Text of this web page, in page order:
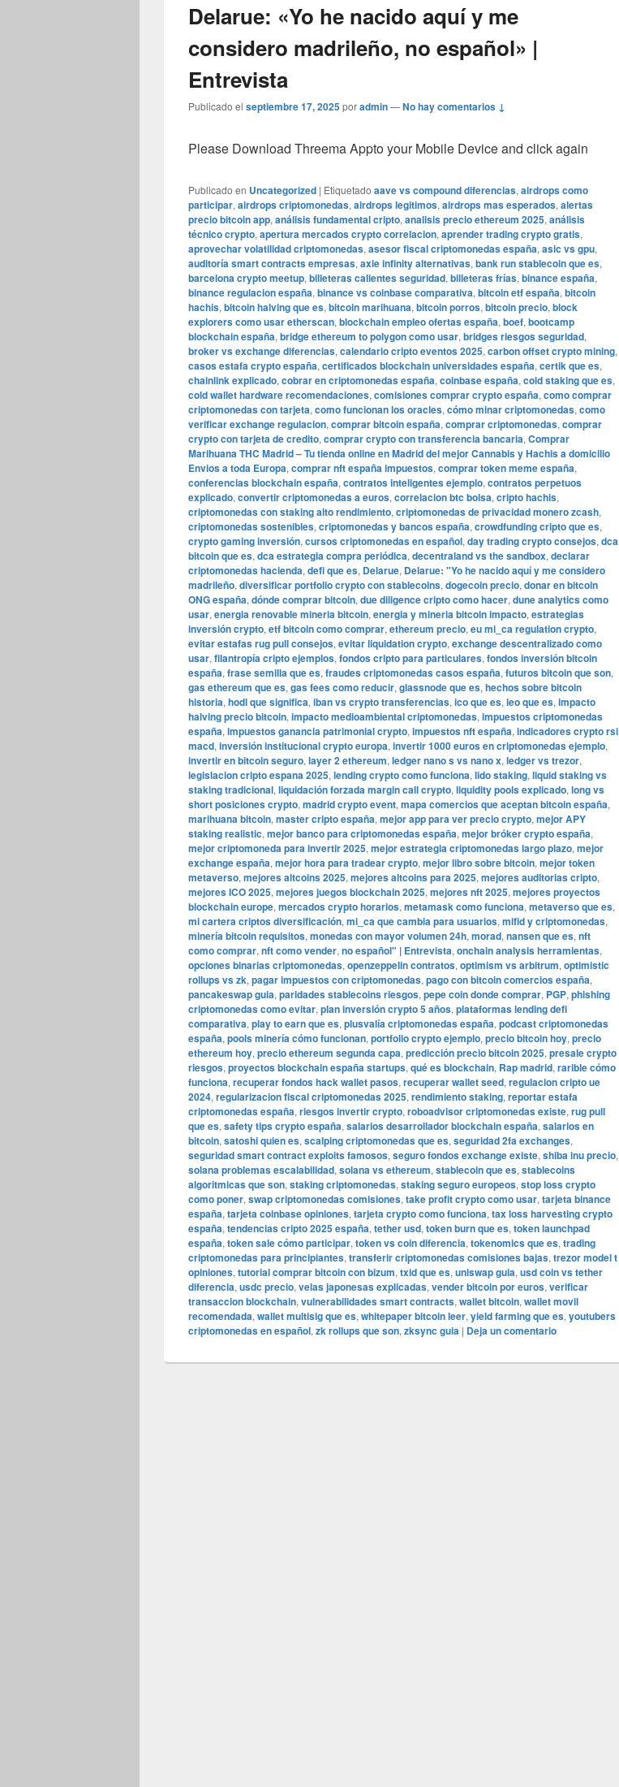
Delarue: «Yo he nacido aquí y me
considero madrileño, no español» |
Entrevista
Publicado el septiembre 17, 2025poradmin—No hay comentarios ↓
Please Download Threema Appto your Mobile Device and click again
Publicado en Uncategorized | Etiquetado aave vs compound diferencias, airdrops como
participar, airdrops criptomonedas, airdrops legitimos, airdrops mas esperados, alertas
precio bitcoin app, análisis fundamental cripto, analisis precio ethereum 2025, análisis
técnico crypto, apertura mercados crypto correlacion, aprender trading crypto gratis,
aprovechar volatilidad criptomonedas, asesor fiscal criptomonedas españa, asic vs gpu,
auditoría smart contracts empresas, axie infinity alternativas, bank run stablecoin que es,
barcelona crypto meetup, billeteras calientes seguridad, billeteras frías, binance españa,
binance regulacion españa, binance vs coinbase comparativa, bitcoin etf españa, bitcoin
hachis, bitcoin halving que es, bitcoin marihuana, bitcoin porros, bitcoin precio, block
explorers como usar etherscan, blockchain empleo ofertas españa, boef, bootcamp
blockchain españa, bridge ethereum to polygon como usar, bridges riesgos seguridad,
broker vs exchange diferencias, calendario cripto eventos 2025, carbon offset crypto mining,
casos estafa crypto españa, certificados blockchain universidades españa, certik que es,
chainlink explicado, cobrar en criptomonedas españa, coinbase españa, cold staking que es,
cold wallet hardware recomendaciones, comisiones comprar crypto españa, como comprar
criptomonedas con tarjeta, como funcionan los oracles, cómo minar criptomonedas, como
verificar exchange regulacion, comprar bitcoin españa, comprar criptomonedas, comprar
crypto con tarjeta de credito, comprar crypto con transferencia bancaria, Comprar
Marihuana THC Madrid – Tu tienda online en Madrid del mejor Cannabis y Hachis a domicilio
Envios a toda Europa, comprar nft españa impuestos, comprar token meme españa,
conferencias blockchain españa, contratos inteligentes ejemplo, contratos perpetuos
explicado, convertir criptomonedas a euros, correlacion btc bolsa, cripto hachis,
criptomonedas con staking alto rendimiento, criptomonedas de privacidad monero zcash,
criptomonedas sostenibles, criptomonedas y bancos españa, crowdfunding cripto que es,
crypto gaming inversión, cursos criptomonedas en español, day trading crypto consejos, dca
bitcoin que es, dca estrategia compra periódica, decentraland vs the sandbox, declarar
criptomonedas hacienda, defi que es, Delarue, Delarue: "Yo he nacido aquí y me considero
madrileño, diversificar portfolio crypto con stablecoins, dogecoin precio, donar en bitcoin
ONG españa, dónde comprar bitcoin, due diligence cripto como hacer, dune analytics como
usar, energia renovable mineria bitcoin, energia y mineria bitcoin impacto, estrategias
inversión crypto, etf bitcoin como comprar, ethereum precio, eu mi_ca regulation crypto,
evitar estafas rug pull consejos, evitar liquidation crypto, exchange descentralizado como
usar, filantropía cripto ejemplos, fondos cripto para particulares, fondos inversión bitcoin
españa, frase semilla que es, fraudes criptomonedas casos españa, futuros bitcoin que son,
gas ethereum que es, gas fees como reducir, glassnode que es, hechos sobre bitcoin
historia, hodl que significa, iban vs crypto transferencias, ico que es, ieo que es, impacto
halving precio bitcoin, impacto medioambiental criptomonedas, impuestos criptomonedas
españa, impuestos ganancia patrimonial crypto, impuestos nft españa, indicadores crypto rsi
macd, inversión institucional crypto europa, invertir 1000 euros en criptomonedas ejemplo,
invertir en bitcoin seguro, layer 2 ethereum, ledger nano s vs nano x, ledger vs trezor,
legislacion cripto espana 2025, lending crypto como funciona, lido staking, liquid staking vs
staking tradicional, liquidación forzada margin call crypto, liquidity pools explicado, long vs
short posiciones crypto, madrid crypto event, mapa comercios que aceptan bitcoin españa,
marihuana bitcoin, master cripto españa, mejor app para ver precio crypto, mejor APY
staking realistic, mejor banco para criptomonedas españa, mejor bróker crypto españa,
mejor criptomoneda para invertir 2025, mejor estrategia criptomonedas largo plazo, mejor
exchange españa, mejor hora para tradear crypto, mejor libro sobre bitcoin, mejor token
metaverso, mejores altcoins 2025, mejores altcoins para 2025, mejores auditorias cripto,
mejores ICO 2025, mejores juegos blockchain 2025, mejores nft 2025, mejores proyectos
blockchain europe, mercados crypto horarios, metamask como funciona, metaverso que es,
mi cartera criptos diversificación, mi_ca que cambia para usuarios, mifid y criptomonedas,
minería bitcoin requisitos, monedas con mayor volumen 24h, morad, nansen que es, nft
como comprar, nft como vender, no español" | Entrevista, onchain analysis herramientas,
opciones binarias criptomonedas, openzeppelin contratos, optimism vs arbitrum, optimistic
rollups vs zk, pagar impuestos con criptomonedas, pago con bitcoin comercios españa,
pancakeswap guia, paridades stablecoins riesgos, pepe coin donde comprar, PGP, phishing
criptomonedas como evitar, plan inversión crypto 5 años, plataformas lending defi
comparativa, play to earn que es, plusvalía criptomonedas españa, podcast criptomonedas
españa, pools minería cómo funcionan, portfolio crypto ejemplo, precio bitcoin hoy, precio
ethereum hoy, precio ethereum segunda capa, predicción precio bitcoin 2025, presale crypto
riesgos, proyectos blockchain españa startups, qué es blockchain, Rap madrid, rarible cómo
funciona, recuperar fondos hack wallet pasos, recuperar wallet seed, regulacion cripto ue
2024, regularizacion fiscal criptomonedas 2025, rendimiento staking, reportar estafa
criptomonedas españa, riesgos invertir crypto, roboadvisor criptomonedas existe, rug pull
que es, safety tips crypto españa, salarios desarrollador blockchain españa, salarios en
bitcoin, satoshi quien es, scalping criptomonedas que es, seguridad 2fa exchanges,
seguridad smart contract exploits famosos, seguro fondos exchange existe, shiba inu precio,
solana problemas escalabilidad, solana vs ethereum, stablecoin que es, stablecoins
algoritmicas que son, staking criptomonedas, staking seguro europeos, stop loss crypto
como poner, swap criptomonedas comisiones, take profit crypto como usar, tarjeta binance
españa, tarjeta coinbase opiniones, tarjeta crypto como funciona, tax loss harvesting crypto
españa, tendencias cripto 2025 españa, tether usd, token burn que es, token launchpad
españa, token sale cómo participar, token vs coin diferencia, tokenomics que es, trading
criptomonedas para principiantes, transferir criptomonedas comisiones bajas, trezor model t
opiniones, tutorial comprar bitcoin con bizum, txid que es, uniswap guia, usd coin vs tether
diferencia, usdc precio, velas japonesas explicadas, vender bitcoin por euros, verificar
transaccion blockchain, vulnerabilidades smart contracts, wallet bitcoin, wallet movil
recomendada, wallet multisig que es, whitepaper bitcoin leer, yield farming que es, youtubers
criptomonedas en español, zk rollups que son, zksync guia | Deja un comentario